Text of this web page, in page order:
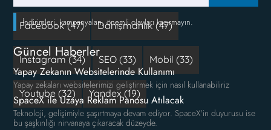
Facebook (47) Danışmanlık (47)
Instagram (34) SEO (33) Mobil (33)
Youtube (32) Yandex (19)
İndirimleri, kampanyaları, önemli olayları kaçırmayın.
Güncel Haberler
Yapay Zekanın Websitelerinde Kullanımı
Yapay zekaları websitelerimizi geliştirmek için nasıl kullanabiliriz
SpaceX ile Uzaya Reklam Panosu Atılacak
Teknoloji, gelişimiyle şaşırtmaya devam ediyor. SpaceX'in duyurusu ise
bu şaşkınlığı nirvanaya çıkaracak düzeyde.